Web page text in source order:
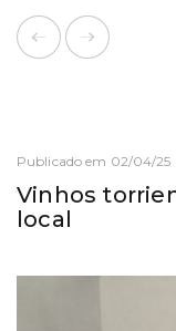
Publicado em 02/04/25
Vinhos
local